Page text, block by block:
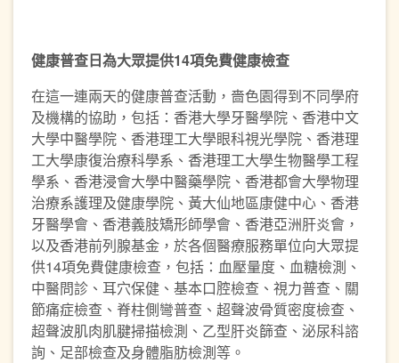
健康普查日為大眾提供14項免費健康檢查
在這一連兩天的健康普查活動，嗇色園得到不同學府
及機構的協助，包括：香港大學牙醫學院、香港中文
大學中醫學院、香港理工大學眼科視光學院、香港理
工大學康復治療科學系、香港理工大學生物醫學工程
學系、香港浸會大學中醫藥學院、香港都會大學物理
治療系護理及健康學院、黃大仙地區康健中心、香港
牙醫學會、香港義肢矯形師學會、香港亞洲肝炎會，
以及香港前列腺基金，於各個醫療服務單位向大眾提
供14項免費健康檢查，包括：血壓量度、血糖檢測、
中醫問診、耳穴保健、基本口腔檢查、視力普查、關
節痛症檢查、脊柱側彎普查、超聲波骨質密度檢查、
超聲波肌肉肌腱掃描檢測、乙型肝炎篩查、泌尿科諮
詢、足部檢查及身體脂肪檢測等。